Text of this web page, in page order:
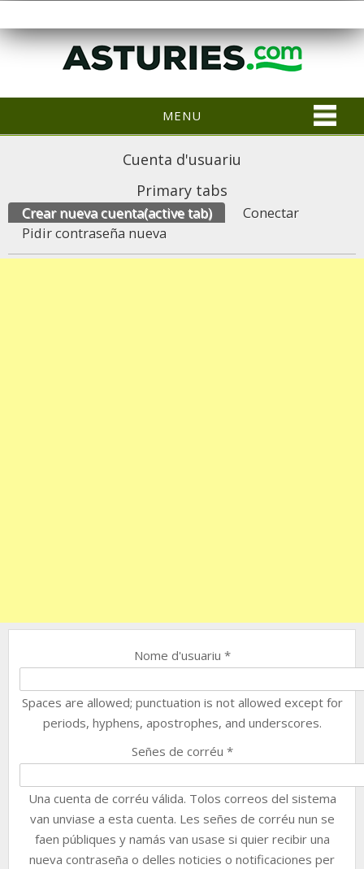
MENU
Cuenta d'usuariu
Primary tabs
Crear nueva cuenta(active tab)
Conectar
Pidir contraseña nueva
Nome d'usuariu *
Spaces are allowed; punctuation is not allowed except for
periods, hyphens, apostrophes, and underscores.
Señes de corréu *
Una cuenta de corréu válida. Tolos correos del sistema
van unviase a esta cuenta. Les señes de corréu nun se
faen públiques y namás van usase si quier recibir una
nueva contraseña o delles noticies o notificaciones per